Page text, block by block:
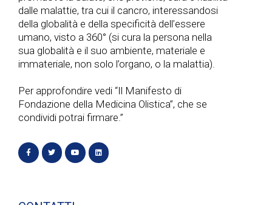
dalle malattie, tra cui il cancro, interessandosi
della globalità e della specificità dell’essere
umano, visto a 360° (si cura la persona nella
sua globalità e il suo ambiente, materiale e
immateriale, non solo l’organo, o la malattia).
Per approfondire vedi “Il Manifesto di
Fondazione della Medicina Olistica”, che se
condividi potrai firmare.”